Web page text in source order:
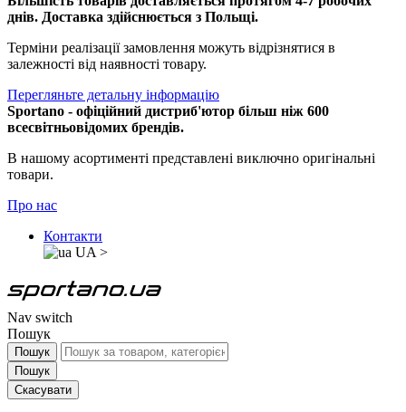
днів. Доставка здійснюється з Польщі.
Терміни реалізації замовлення можуть відрізнятися в
залежності від наявності товару.
Перегляньте детальну інформацію
Sportano - офіційний дистриб'ютор більш ніж 600
всесвітньовідомих брендів.
В нашому асортименті представлені виключно оригінальні
товари.
Про нас
Контакти
UA >
Nav switch
Пошук
Пошук
Пошук
Скасувати